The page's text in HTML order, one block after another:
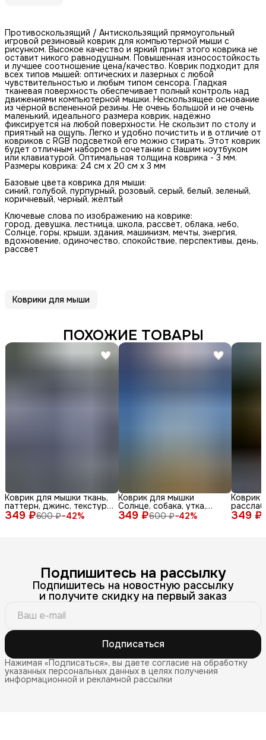
Противоскользящий / Антискользящий прямоугольный
игровой резиновый коврик для компьютерной мыши с
рисунком. Высокое качество и яркий принт этого коврика не
оставит никого равнодушным. Повышенная износостойкость
и лучшее соотношение цена/качество. Коврик подходит для
всех типов мышей: оптических и лазерных с любой
чувствительностью и любым типом сенсора. Гладкая
тканевая поверхность обеспечивает полный контроль над
движениями компьютерной мышки. Нескользящее основание
из чёрной вспененной резины. Не очень большой и не очень
маленький, идеального размера коврик, надёжно
фиксируется на любой поверхности. Не скользит по столу и
приятный на ощупь. Легко и удобно почистить и в отличие от
ковриков с RGB подсветкой его можно стирать. Этот коврик
будет отличным набором в сочетании с Вашим ноутбуком
или клавиатурой. Оптимальная толщина коврика - 3 мм.
Размеры коврика: 24 см x 20 см x 3 мм
Базовые цвета коврика для мыши:
синий, голубой, пурпурный, розовый, серый, белый, зеленый,
коричневый, черный, жёлтый
Ключевые слова по изображению на коврике:
город, девушка, лестница, школа, рассвет, облака, небо,
Солнце, горы, крыши, здания, машинизм, мечты, энергия,
вдохновение, одиночество, спокойствие, перспективы, день,
рассвет
Коврики для мыши
ПОХОЖИЕ ТОВАРЫ
349 ₽600 ₽−42%
Коврик для мышки ткань,
паттерн, джинс, текстура,
синий, бел 349 ₽600 ₽−42%
Коврик для мышки
Солнце, собака, утка,
очки, море, доска, ле 349 ₽
Коврик
Подпишитесь на рассылку
Подпишитесь на новостную рассылку
и получите скидку на первый заказ
Подписаться
Нажимая «Подписаться», вы даете согласие на обработку
указанных персональных данных в целях получения
информационной и рекламной рассылки